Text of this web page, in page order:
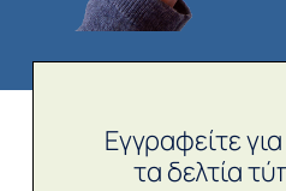
Εγγραφείτε
τα δελτία